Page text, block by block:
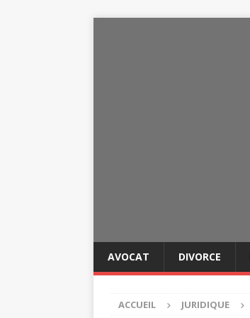
AVOCAT DIVORCE
ACCUEIL JURIDIQUE